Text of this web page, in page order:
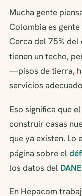
Mucha gente
Colombia es
Cerca del 75%
tienen un techo,
—pisos de tierra,
servicios
Eso significa que
construir casas
que ya existen. Lo
página sobre el
los datos del DANE
En Hepacom